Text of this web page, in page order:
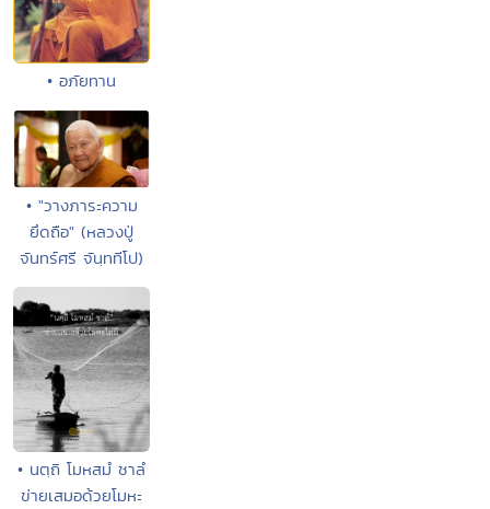
• อภัยทาน
• "วางภาระความ
ยึดถือ" (หลวงปู่
จันทร์ศรี จันฺททีโป)
• นตฺถิ โมหสมํ ชาลํ
ข่ายเสมอด้วยโมหะ